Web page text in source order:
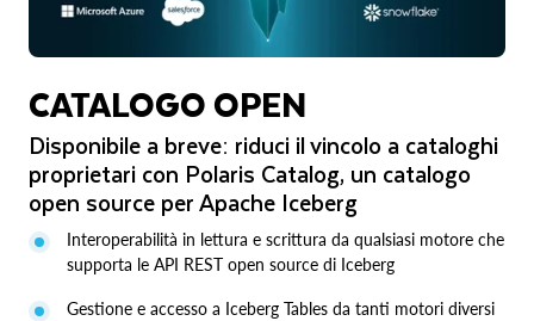
CATALOGO OPEN
Disponibile a breve: riduci il vincolo a cataloghi
proprietari con Polaris Catalog, un catalogo
open source per Apache Iceberg
Interoperabilità in lettura e scrittura da qualsiasi motore che
supporta le API REST open source di Iceberg
Gestione e accesso a Iceberg Tables da tanti motori diversi